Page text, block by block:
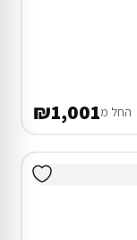
החל מ₪1,001